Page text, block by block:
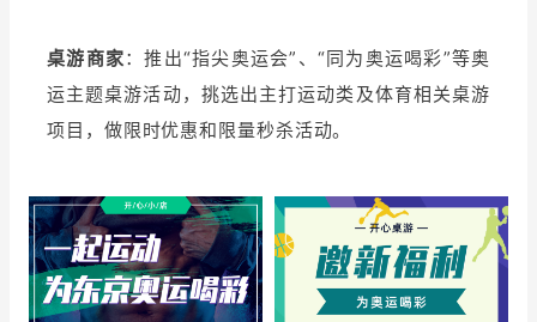
桌游商家：推出“指尖奥运会”、“同为奥运喝彩”等奥
运主题桌游活动，挑选出主打运动类及体育相关桌游
项目，做限时优惠和限量秒杀活动。